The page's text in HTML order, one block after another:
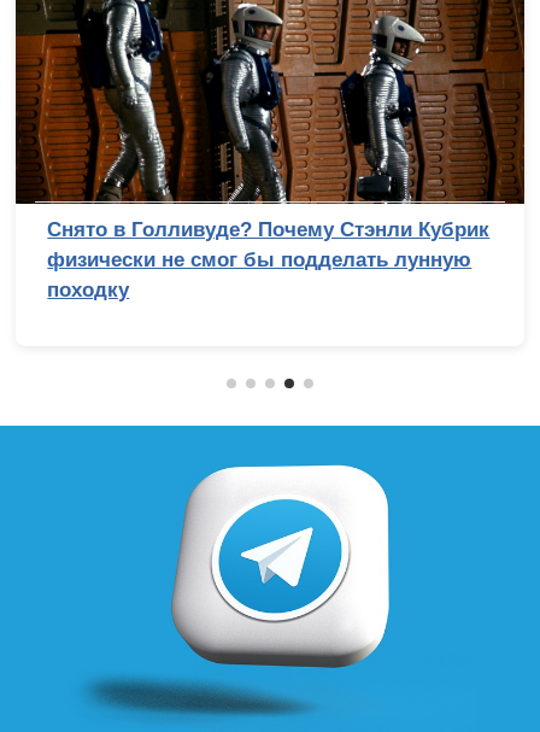
Снято в Голливуде? Почему Стэнли Кубрик
физически не смог бы подделать лунную
походку